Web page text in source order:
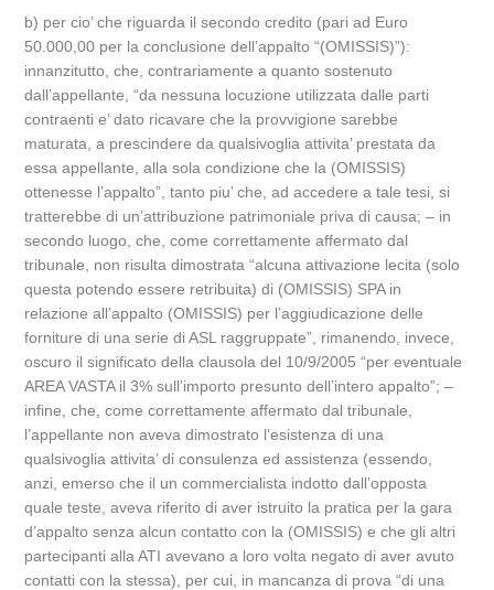
b) per cio’ che riguarda il secondo credito (pari ad Euro
50.000,00 per la conclusione dell’appalto “(OMISSIS)”):
innanzitutto, che, contrariamente a quanto sostenuto
dall’appellante, “da nessuna locuzione utilizzata dalle parti
contraenti e’ dato ricavare che la provvigione sarebbe
maturata, a prescindere da qualsivoglia attivita’ prestata da
essa appellante, alla sola condizione che la (OMISSIS)
ottenesse l’appalto”, tanto piu’ che, ad accedere a tale tesi, si
tratterebbe di un’attribuzione patrimoniale priva di causa; – in
secondo luogo, che, come correttamente affermato dal
tribunale, non risulta dimostrata “alcuna attivazione lecita (solo
questa potendo essere retribuita) di (OMISSIS) SPA in
relazione all’appalto (OMISSIS) per l’aggiudicazione delle
forniture di una serie di ASL raggruppate”, rimanendo, invece,
oscuro il significato della clausola del 10/9/2005 “per eventuale
AREA VASTA il 3% sull’importo presunto dell’intero appalto”; –
infine, che, come correttamente affermato dal tribunale,
l’appellante non aveva dimostrato l’esistenza di una
qualsivoglia attivita’ di consulenza ed assistenza (essendo,
anzi, emerso che il un commercialista indotto dall’opposta
quale teste, aveva riferito di aver istruito la pratica per la gara
d’appalto senza alcun contatto con la (OMISSIS) e che gli altri
partecipanti alla ATI avevano a loro volta negato di aver avuto
contatti con la stessa), per cui, in mancanza di prova “di una